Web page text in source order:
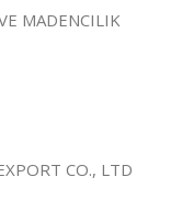
MADENCILIK
CO., LTD